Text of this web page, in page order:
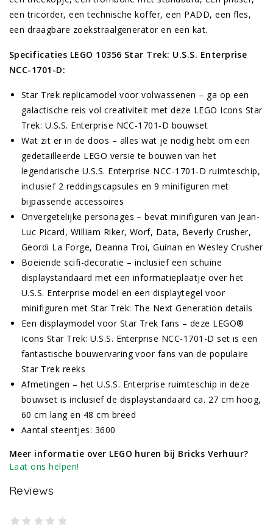
een tricorder, een technische koffer, een PADD, een fles,
een draagbare zoekstraalgenerator en een kat.
Specificaties LEGO 10356 Star Trek: U.S.S. Enterprise
NCC-1701-D:
Star Trek replicamodel voor volwassenen – ga op een
galactische reis vol creativiteit met deze LEGO Icons Star
Trek: U.S.S. Enterprise NCC-1701-D bouwset
Wat zit er in de doos – alles wat je nodig hebt om een
gedetailleerde LEGO versie te bouwen van het
legendarische U.S.S. Enterprise NCC-1701-D ruimteschip,
inclusief 2 reddingscapsules en 9 minifiguren met
bijpassende accessoires
Onvergetelijke personages – bevat minifiguren van Jean-
Luc Picard, William Riker, Worf, Data, Beverly Crusher,
Geordi La Forge, Deanna Troi, Guinan en Wesley Crusher
Boeiende scifi-decoratie – inclusief een schuine
displaystandaard met een informatieplaatje over het
U.S.S. Enterprise model en een displaytegel voor
minifiguren met Star Trek: The Next Generation details
Een displaymodel voor Star Trek fans – deze LEGO®
Icons Star Trek: U.S.S. Enterprise NCC-1701-D set is een
fantastische bouwervaring voor fans van de populaire
Star Trek reeks
Afmetingen – het U.S.S. Enterprise ruimteschip in deze
bouwset is inclusief de displaystandaard ca. 27 cm hoog,
60 cm lang en 48 cm breed
Aantal steentjes: 3600
Meer informatie over LEGO huren bij Bricks Verhuur?
Laat ons helpen!
Reviews